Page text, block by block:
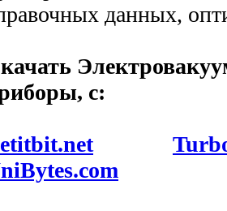
данных,
с: